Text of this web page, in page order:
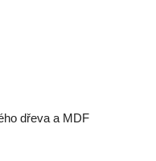
dřeva a MDF